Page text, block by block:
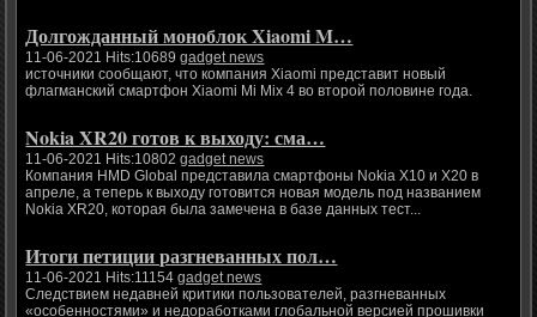
Долгожданный моноблок Xiaomi M…
11-06-2021 Hits:10689gadget news
источники сообщают, что компания Xiaomi представит новый
флагманский смартфон Xiaomi Mi Mix 4 во второй половине года.
Nokia XR20 готов к выходу: сма…
11-06-2021 Hits:10802gadget news
Компания HMD Global представила смартфоны Nokia X10 и X20 в
апреле, а теперь к выходу готовится новая модель под названием
Nokia XR20, которая была замечена в базе данных тест...
Итоги петиции разгневанных пол…
11-06-2021 Hits:11154gadget news
Следствием недавней критики пользователей, разгневанных
«особенностями» и недоработками глобальной версией прошивки